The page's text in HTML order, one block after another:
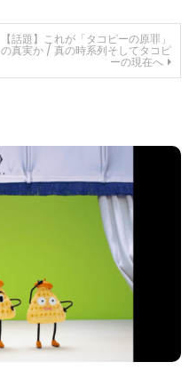
【話題】これが「タコピーの原罪」
の真実か / 真の時系列そしてタコピ
ーの現在へ